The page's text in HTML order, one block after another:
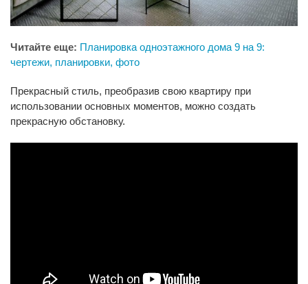
Читайте еще: Планировка одноэтажного дома 9 на 9:
чертежи, планировки, фото
Прекрасный стиль, преобразив свою квартиру при
использовании основных моментов, можно создать
прекрасную обстановку.